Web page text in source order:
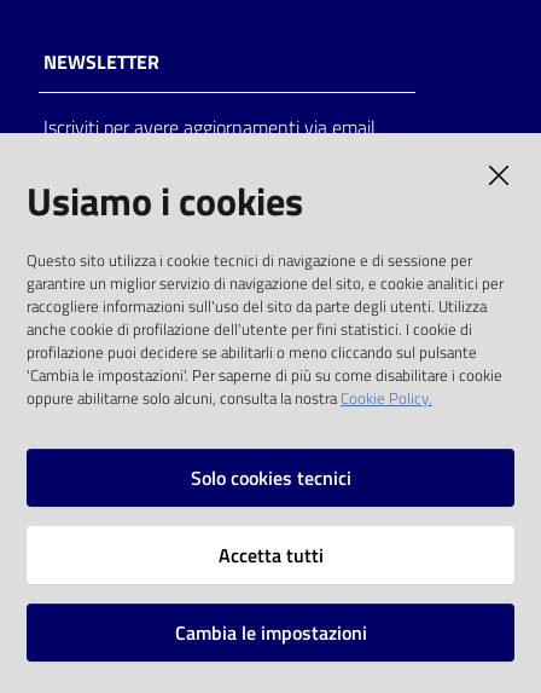
Catalogo
on line
Eventi
Chiedi al
bibliotecario
NEWSLETTER
Iscriviti per avere aggiornamenti via email
solo alle condizioni previste dalla direttiva
comunitaria 2003/98/CE e dal d.lgs. 36/2006
SOCIAL
Instagram
Vai alla pagina
Mappa del sito
Usiamo i cookies
Questo sito utilizza i cookie tecnici di navigazione e di sessione per
garantire un miglior servizio di navigazione del sito, e cookie analitici per
raccogliere informazioni sull'uso del sito da parte degli utenti. Utilizza
anche cookie di profilazione dell'utente per fini statistici. I cookie di
profilazione puoi decidere se abilitarli o meno cliccando sul pulsante
'Cambia le impostazioni'. Per saperne di più su come disabilitare i cookie
oppure abilitarne solo alcuni, consulta la nostraCookie Policy.
Solo cookies tecnici
Accetta tutti
Cambia le impostazioni